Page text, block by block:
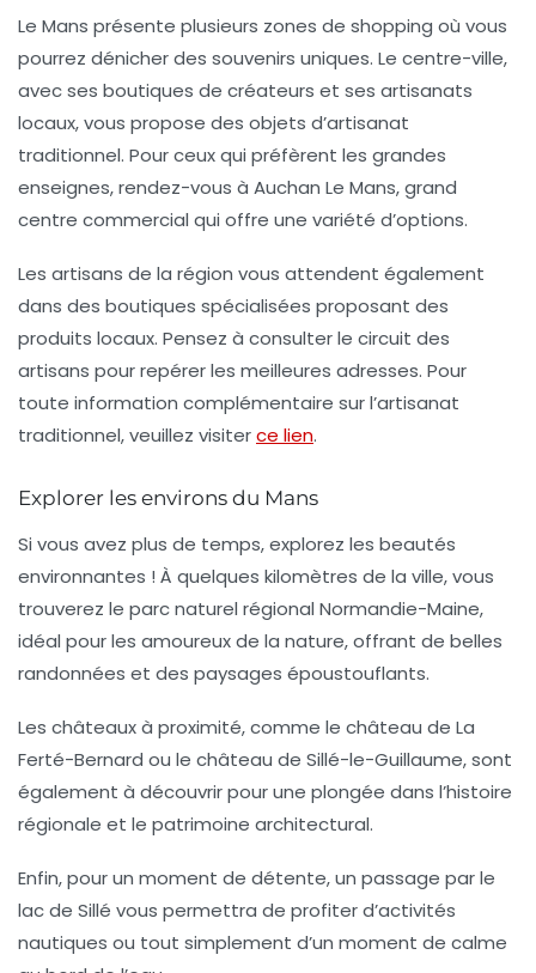
Le Mans présente plusieurs zones de shopping où vous
pourrez dénicher des souvenirs uniques. Le centre-ville,
avec ses boutiques de créateurs et ses artisanats
locaux, vous propose des objets d’artisanat
traditionnel. Pour ceux qui préfèrent les grandes
enseignes, rendez-vous à Auchan Le Mans, grand
centre commercial qui offre une variété d’options.
Les artisans de la région vous attendent également
dans des boutiques spécialisées proposant des
produits locaux. Pensez à consulter le circuit des
artisans pour repérer les meilleures adresses. Pour
toute information complémentaire sur l’artisanat
traditionnel, veuillez visiterce lien.
Explorer les environs du Mans
Si vous avez plus de temps, explorez les beautés
environnantes ! À quelques kilomètres de la ville, vous
trouverez le parc naturel régional Normandie-Maine,
idéal pour les amoureux de la nature, offrant de belles
randonnées et des paysages époustouflants.
Les châteaux à proximité, comme le château de La
Ferté-Bernard ou le château de Sillé-le-Guillaume, sont
également à découvrir pour une plongée dans l’histoire
régionale et le patrimoine architectural.
Enfin, pour un moment de détente, un passage par le
lac de Sillé vous permettra de profiter d’activités
nautiques ou tout simplement d’un moment de calme